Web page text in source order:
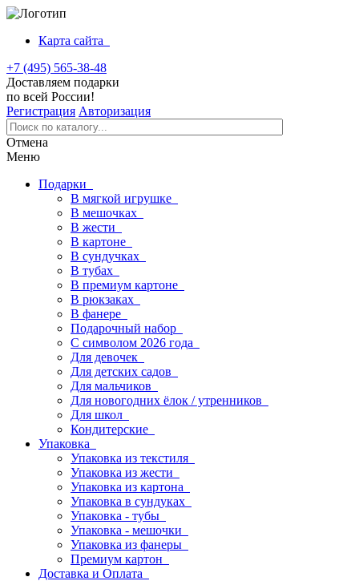
Карта сайта
+7 (495) 565-38-48
Доставляем подарки
по всей России!
Регистрация Авторизация
Отмена
Меню
Подарки
В мягкой игрушке
В мешочках
В жести
В картоне
В сундучках
В тубах
В премиум картоне
В рюкзаках
В фанере
Подарочный набор
С символом 2026 года
Для девочек
Для детских садов
Для мальчиков
Для новогодних ёлок / утренников
Для школ
Кондитерские
Упаковка
Упаковка из текстиля
Упаковка из жести
Упаковка из картона
Упаковка в сундуках
Упаковка - тубы
Упаковка - мешочки
Упаковка из фанеры
Премиум картон
Доставка и Оплата